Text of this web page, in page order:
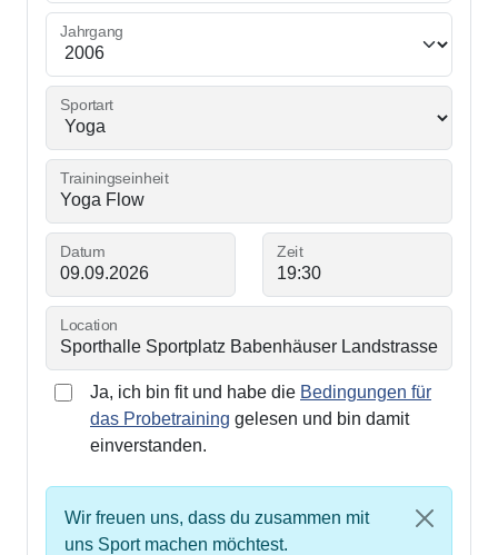
Jahrgang
Sportart
Trainingseinheit
Datum Zeit
Location
Ja, ich bin fit und habe die Bedingungen für
das Probetraining gelesen und bin damit
einverstanden.
Wir freuen uns, dass du zusammen mit
uns Sport machen möchtest.